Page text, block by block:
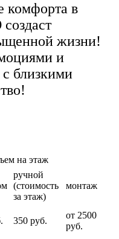
комфорта в
жизни!
и
близкими
на этаж
ручной
(стоимость
за этаж)
монтаж
350 руб.
от 2500
руб.